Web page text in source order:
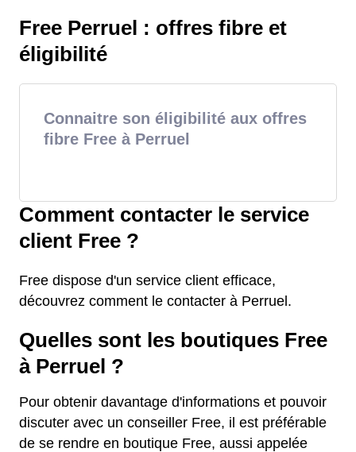
Free Perruel : offres fibre et
éligibilité
Connaitre son éligibilité aux offres
fibre Free à Perruel
Comment contacter le service
client Free ?
Free dispose d'un service client efficace,
découvrez comment le contacter à Perruel.
Quelles sont les boutiques Free
à Perruel ?
Pour obtenir davantage d'informations et pouvoir
discuter avec un conseiller Free, il est préférable
de se rendre en boutique Free, aussi appelée